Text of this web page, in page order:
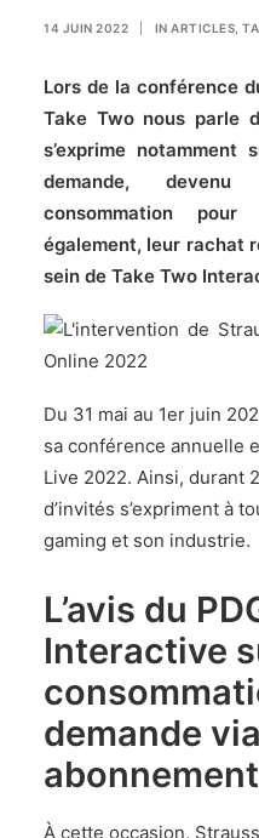
14 JUIN 2022 IN ARTICLES
Lors de la conférence
Take Two nous parle
s’exprime
demande,
consommation
également, leur rachat
sein de Take Two
Du 31 mai au 1er juin
sa conférence annuelle
Live 2022. Ainsi, durant
d’invités s’expriment à
gaming et son industrie.
L’avis du
Interactive
demande
abonnement
À cette occasion,